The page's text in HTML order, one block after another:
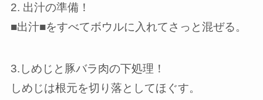
2. 出汁の準備！
■出汁■をすべてボウルに入れてさっと混ぜる。
3.しめじと豚バラ肉の下処理！
しめじは根元を切り落としてほぐす。